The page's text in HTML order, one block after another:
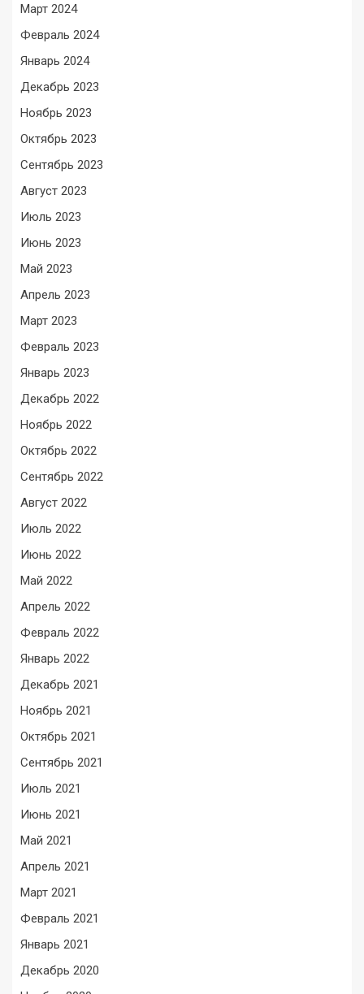
Март 2024
Февраль 2024
Январь 2024
Декабрь 2023
Ноябрь 2023
Октябрь 2023
Сентябрь 2023
Август 2023
Июль 2023
Июнь 2023
Май 2023
Апрель 2023
Март 2023
Февраль 2023
Январь 2023
Декабрь 2022
Ноябрь 2022
Октябрь 2022
Сентябрь 2022
Август 2022
Июль 2022
Июнь 2022
Май 2022
Апрель 2022
Февраль 2022
Январь 2022
Декабрь 2021
Ноябрь 2021
Октябрь 2021
Сентябрь 2021
Июль 2021
Июнь 2021
Май 2021
Апрель 2021
Март 2021
Февраль 2021
Январь 2021
Декабрь 2020